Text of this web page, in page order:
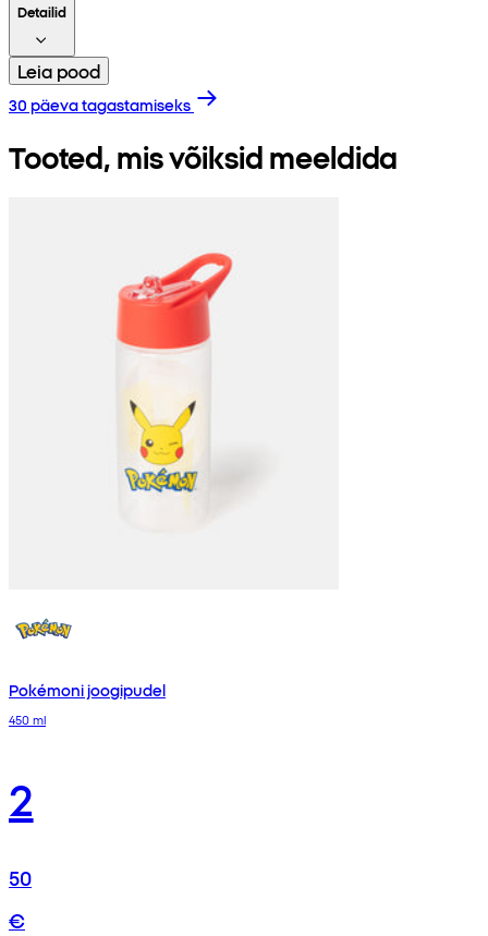
Detailid
Leia pood
30 päeva tagastamiseks
Tooted, mis võiksid meeldida
Pokémoni joogipudel
450 ml
2
50
€